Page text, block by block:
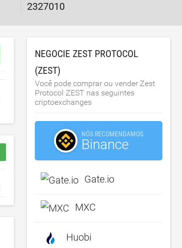
2327010
NEGOCIE ZEST PROTOCOL
(ZEST)
Você pode comprar ou vender Zest
Protocol ZEST nas seguintes
criptoexchanges
NÓS RECOMENDAMOS
Binance
Gate.io
MXC
Huobi